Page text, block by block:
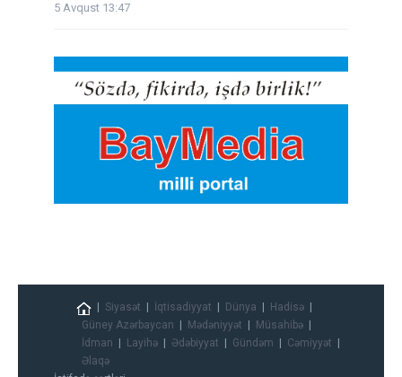
5 Avqust 13:47
Siyasət İqtisadiyyat Dünya
Hadisə
Güney Azərbaycan
Mədəniyyət
Müsahibə
İdman
Layihə Ədəbiyyat Gündəm
Cəmiyyət
Əlaqə